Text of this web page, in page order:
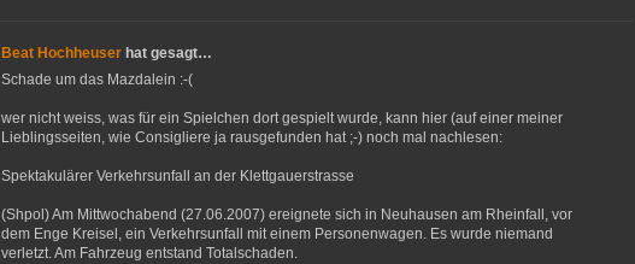
Beat Hochheuser hat gesagt…
Schade um das Mazdalein :-(
wer nicht weiss, was für ein Spielchen dort gespielt wurde, kann hier (auf einer meiner
Lieblingsseiten, wie Consigliere ja rausgefunden hat ;-) noch mal nachlesen:
Spektakulärer Verkehrsunfall an der Klettgauerstrasse
(Shpol) Am Mittwochabend (27.06.2007) ereignete sich in Neuhausen am Rheinfall, vor
dem Enge Kreisel, ein Verkehrsunfall mit einem Personenwagen. Es wurde niemand
verletzt. Am Fahrzeug entstand Totalschaden.